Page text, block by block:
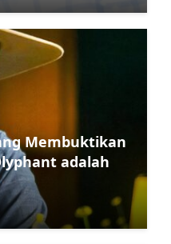
Membuktikan
adalah